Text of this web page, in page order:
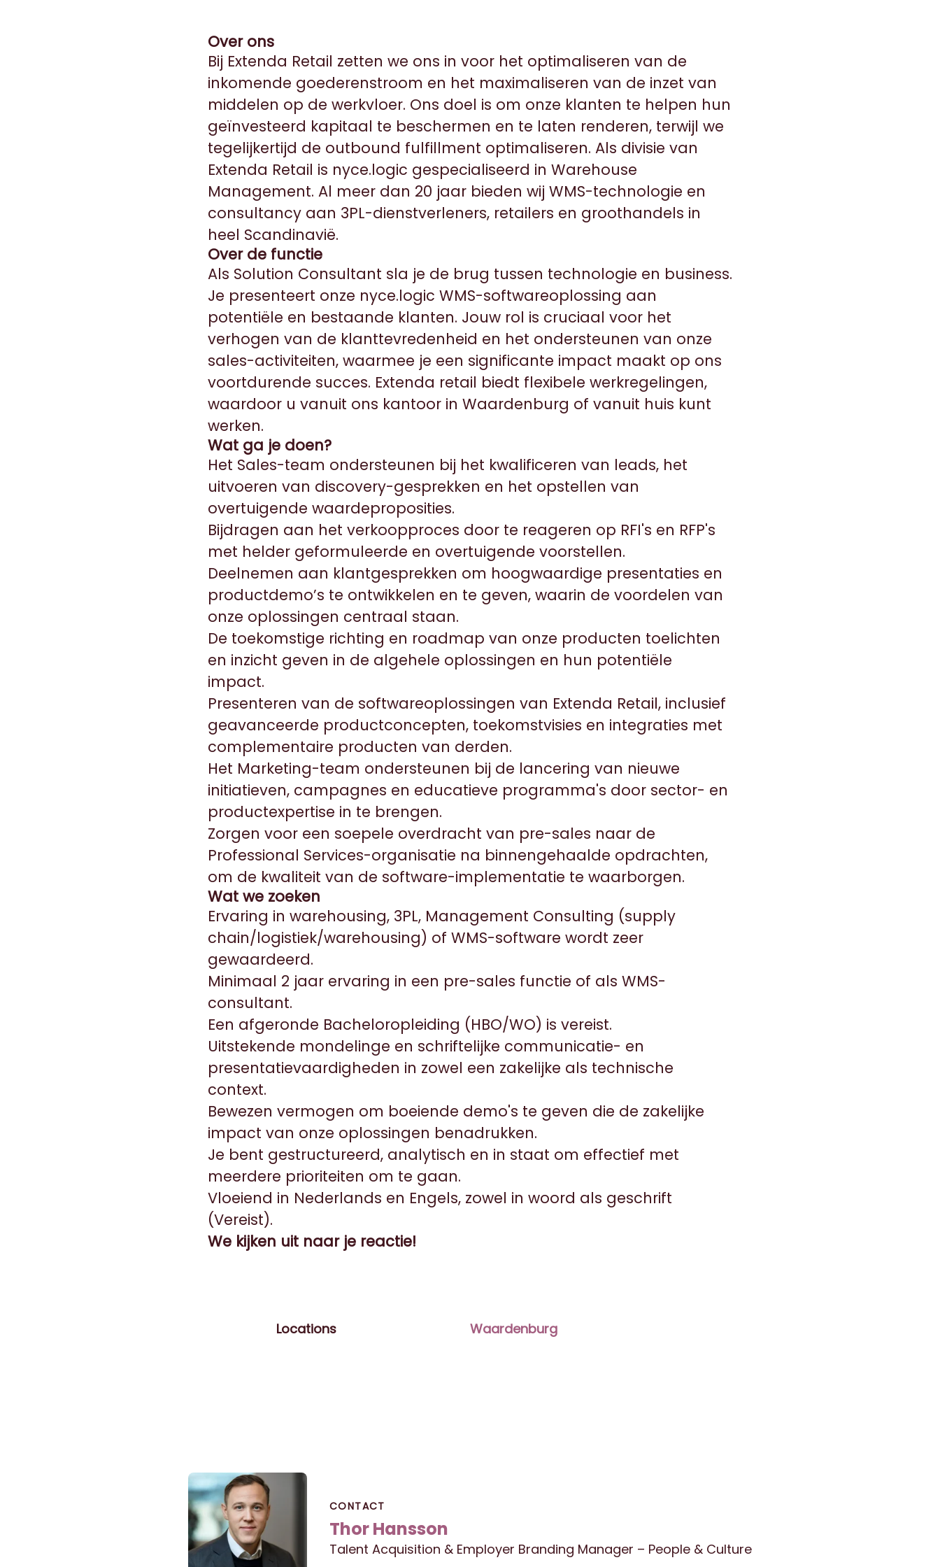
Over ons
Bij Extenda Retail zetten we ons in voor het optimaliseren van de
inkomende goederenstroom en het maximaliseren van de inzet van
middelen op de werkvloer. Ons doel is om onze klanten te helpen hun
geïnvesteerd kapitaal te beschermen en te laten renderen, terwijl we
tegelijkertijd de outbound fulfillment optimaliseren. Als divisie van
Extenda Retail is nyce.logic gespecialiseerd in Warehouse
Management. Al meer dan 20 jaar bieden wij WMS-technologie en
consultancy aan 3PL-dienstverleners, retailers en groothandels in
heel Scandinavië.
Over de functie
Als Solution Consultant sla je de brug tussen technologie en business.
Je presenteert onze nyce.logic WMS-softwareoplossing aan
potentiële en bestaande klanten. Jouw rol is cruciaal voor het
verhogen van de klanttevredenheid en het ondersteunen van onze
sales-activiteiten, waarmee je een significante impact maakt op ons
voortdurende succes. Extenda retail biedt flexibele werkregelingen,
waardoor u vanuit ons kantoor in Waardenburg of vanuit huis kunt
werken.
Wat ga je doen?
Het Sales-team ondersteunen bij het kwalificeren van leads, het
uitvoeren van discovery-gesprekken en het opstellen van
overtuigende waardeproposities.
Bijdragen aan het verkoopproces door te reageren op RFI's en RFP's
met helder geformuleerde en overtuigende voorstellen.
Deelnemen aan klantgesprekken om hoogwaardige presentaties en
productdemo’s te ontwikkelen en te geven, waarin de voordelen van
onze oplossingen centraal staan.
De toekomstige richting en roadmap van onze producten toelichten
en inzicht geven in de algehele oplossingen en hun potentiële
impact.
Presenteren van de softwareoplossingen van Extenda Retail, inclusief
geavanceerde productconcepten, toekomstvisies en integraties met
complementaire producten van derden.
Het Marketing-team ondersteunen bij de lancering van nieuwe
initiatieven, campagnes en educatieve programma's door sector- en
productexpertise in te brengen.
Zorgen voor een soepele overdracht van pre-sales naar de
Professional Services-organisatie na binnengehaalde opdrachten,
om de kwaliteit van de software-implementatie te waarborgen.
Wat we zoeken
Ervaring in warehousing, 3PL, Management Consulting (supply
chain/logistiek/warehousing) of WMS-software wordt zeer
gewaardeerd.
Minimaal 2 jaar ervaring in een pre-sales functie of als WMS-
consultant.
Een afgeronde Bacheloropleiding (HBO/WO) is vereist.
Uitstekende mondelinge en schriftelijke communicatie- en
presentatievaardigheden in zowel een zakelijke als technische
context.
Bewezen vermogen om boeiende demo's te geven die de zakelijke
impact van onze oplossingen benadrukken.
Je bent gestructureerd, analytisch en in staat om effectief met
meerdere prioriteiten om te gaan.
Vloeiend in Nederlands en Engels, zowel in woord als geschrift
(Vereist).
We kijken uit naar je reactie!
Locations Waardenburg
CONTACT
Thor Hansson
Talent Acquisition & Employer Branding Manager – People & Culture